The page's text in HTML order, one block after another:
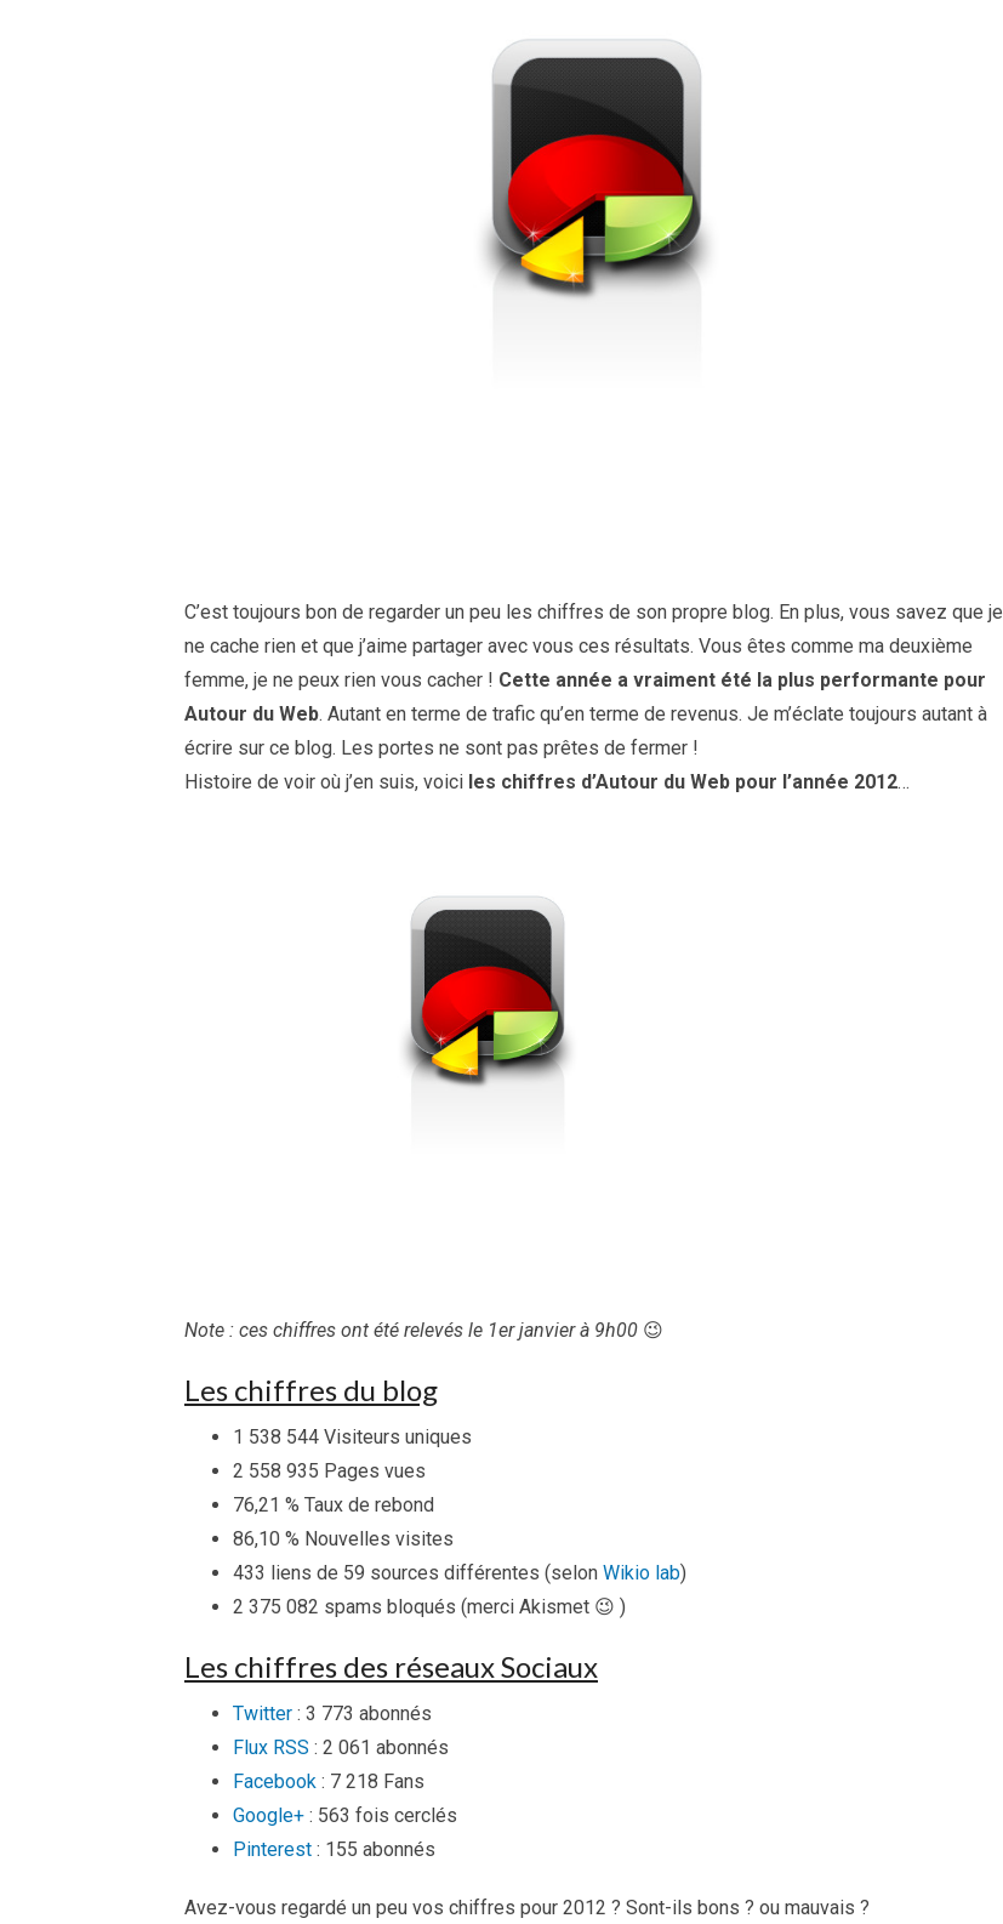
C’est toujours bon de regarder un peu les chiffres de son propre blog. En plus, vous savez que je
ne cache rien et que j’aime partager avec vous ces résultats. Vous êtes comme ma deuxième
femme, je ne peux rien vous cacher ! Cette année a vraiment été la plus performante pour
Autour du Web. Autant en terme de trafic qu’en terme de revenus. Je m’éclate toujours autant à
écrire sur ce blog. Les portes ne sont pas prêtes de fermer !
Histoire de voir où j’en suis, voici les chiffres d’Autour du Web pour l’année 2012…
Note : ces chiffres ont été relevés le 1er janvier à 9h00 😉
Les chiffres du blog
1 538 544 Visiteurs uniques
2 558 935 Pages vues
76,21 % Taux de rebond
86,10 % Nouvelles visites
433 liens de 59 sources différentes (selon Wikio lab)
2 375 082 spams bloqués (merci Akismet 😉 )
Les chiffres des réseaux Sociaux
Twitter : 3 773 abonnés
Flux RSS : 2 061 abonnés
Facebook : 7 218 Fans
Google+ : 563 fois cerclés
Pinterest : 155 abonnés
Avez-vous regardé un peu vos chiffres pour 2012 ? Sont-ils bons ? ou mauvais ?